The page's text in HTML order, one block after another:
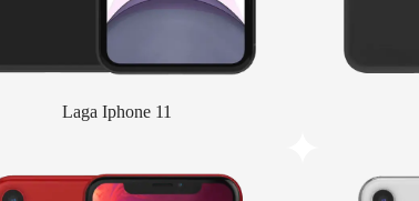
Laga Iphone 11